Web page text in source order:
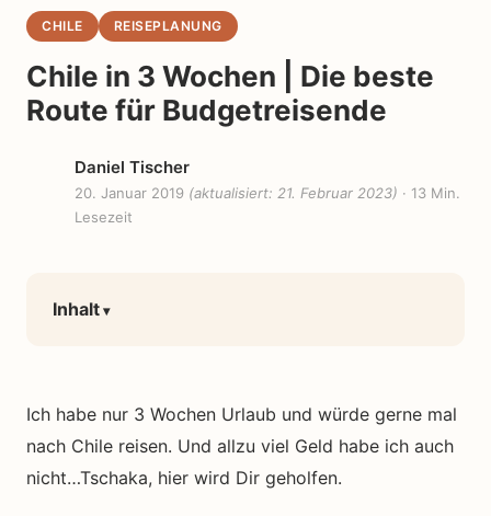
CHILE REISEPLANUNG
Chile in 3 Wochen | Die beste
Route für Budgetreisende
Daniel Tischer
20. Januar 2019 (aktualisiert: 21. Februar 2023) · 13 Min.
Lesezeit
Inhalt
Ich habe nur 3 Wochen Urlaub und würde gerne mal
nach Chile reisen. Und allzu viel Geld habe ich auch
nicht…Tschaka, hier wird Dir geholfen.